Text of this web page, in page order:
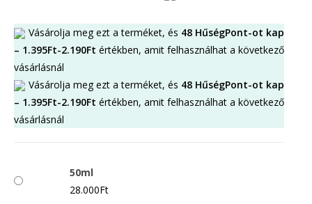
Akció
X
Vásárolja meg ezt a terméket, és 48 HűségPont-ot kap
– 1.395Ft-2.190Ft értékben, amit felhasználhat a következő
vásárlásnál
Vásárolja meg ezt a terméket, és 48 HűségPont-ot kap
– 1.395Ft-2.190Ft értékben, amit felhasználhat a következő
vásárlásnál
50ml
28.000Ft